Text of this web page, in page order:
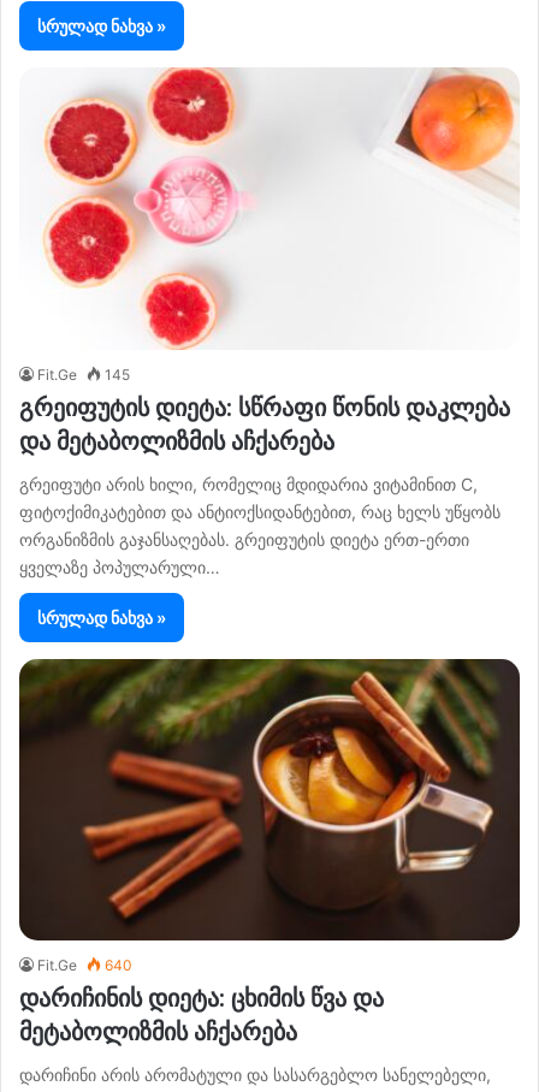
სრულად ნახვა »
Fit.Ge 145
გრეიფუტის დიეტა: სწრაფი წონის დაკლება
და მეტაბოლიზმის აჩქარება
გრეიფუტი არის ხილი, რომელიც მდიდარია ვიტამინით C,
ფიტოქიმიკატებით და ანტიოქსიდანტებით, რაც ხელს უწყობს
ორგანიზმის გაჯანსაღებას. გრეიფუტის დიეტა ერთ-ერთი
ყველაზე პოპულარული…
სრულად ნახვა »
Fit.Ge 640
დარიჩინის დიეტა: ცხიმის წვა და
მეტაბოლიზმის აჩქარება
დარიჩინი არის არომატული და სასარგებლო სანელებელი,